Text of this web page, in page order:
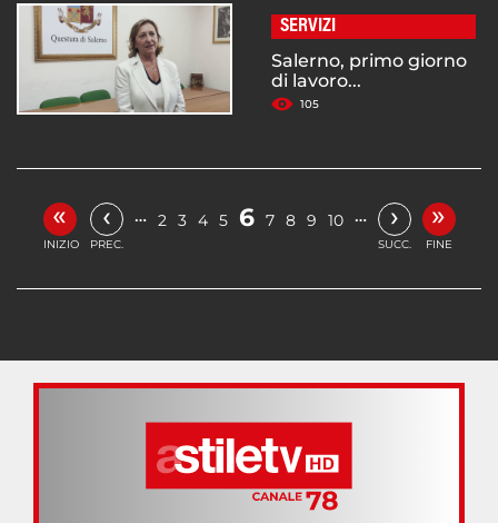
SERVIZI
Salerno, primo giorno
di lavoro...
105
«
INIZIO
‹
PREC.
… 2 3 4 5 6 7 8 9 10 … ›
SUCC.
»
FINE